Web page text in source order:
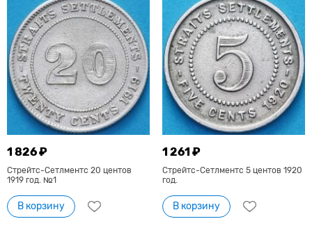
1 826 ₽
Стрейтс-Сетлментс 20 центов
1919 год. №1
В корзину
1 261 ₽
Стрейтс-Сетлментс 5 центов 1920
год.
В корзину